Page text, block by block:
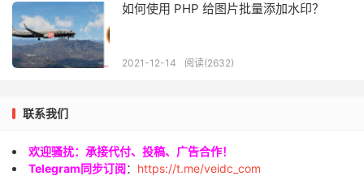
如何使用 PHP 给图片批量添加水印？
2021-12-14 阅读(2632)
联系我们
欢迎骚扰：承接代付、投稿、广告合作！
Telegram同步订阅： https://t.me/veidc_com